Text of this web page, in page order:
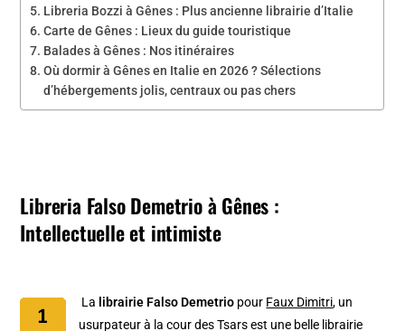
Libreria Bozzi à Gênes : Plus ancienne librairie d’Italie
Carte de Gênes : Lieux du guide touristique
Balades à Gênes : Nos itinéraires
Où dormir à Gênes en Italie en 2026 ? Sélections
d’hébergements jolis, centraux ou pas chers
Libreria Falso Demetrio à Gênes :
Intellectuelle et intimiste
La librairie Falso Demetrio pour Faux Dimitri, un
usurpateur à la cour des Tsars est une belle librairie